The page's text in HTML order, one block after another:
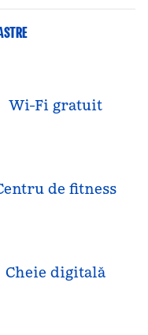
Wi-Fi gratuit
de fitness
Cheie digitală